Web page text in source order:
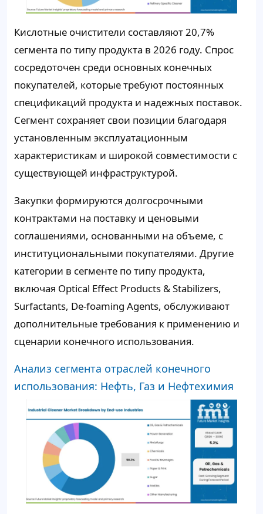
Кислотные очистители составляют20,7%
сегмента по типу продукта в 2026 году. Спрос
сосредоточен среди основных конечных
покупателей, которые требуют постоянных
спецификаций продукта и надежных поставок.
Сегмент сохраняет свои позиции благодаря
установленным эксплуатационным
характеристикам и широкой совместимости с
существующей инфраструктурой.
Закупки формируются долгосрочными
контрактами на поставку и ценовыми
соглашениями, основанными на объеме, с
институциональными покупателями. Другие
категории в сегменте по типу продукта,
включая Optical Effect Products & Stabilizers,
Surfactants, De-foaming Agents, обслуживают
дополнительные требования к применению и
сценарии конечного использования.
Анализ сегмента отраслей конечного
использования: Нефть, Газ и Нефтехимия